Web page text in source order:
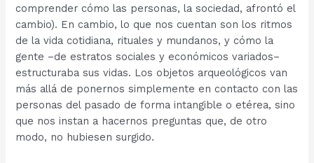
comprender cómo las personas, la sociedad, afrontó el
cambio). En cambio, lo que nos cuentan son los ritmos
de la vida cotidiana, rituales y mundanos, y cómo la
gente –de estratos sociales y económicos variados–
estructuraba sus vidas. Los objetos arqueológicos van
más allá de ponernos simplemente en contacto con las
personas del pasado de forma intangible o etérea, sino
que nos instan a hacernos preguntas que, de otro
modo, no hubiesen surgido.